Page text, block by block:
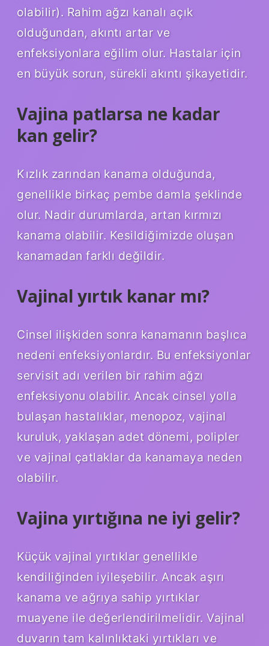
olabilir). Rahim ağzı kanalı açık
olduğundan, akıntı artar ve
enfeksiyonlara eğilim olur. Hastalar için
en büyük sorun, sürekli akıntı şikayetidir.
Vajina patlarsa ne kadar
kan gelir?
Kızlık zarından kanama olduğunda,
genellikle birkaç pembe damla şeklinde
olur. Nadir durumlarda, artan kırmızı
kanama olabilir. Kesildiğimizde oluşan
kanamadan farklı değildir.
Vajinal yırtık kanar mı?
Cinsel ilişkiden sonra kanamanın başlıca
nedeni enfeksiyonlardır. Bu enfeksiyonlar
servisit adı verilen bir rahim ağzı
enfeksiyonu olabilir. Ancak cinsel yolla
bulaşan hastalıklar, menopoz, vajinal
kuruluk, yaklaşan adet dönemi, polipler
ve vajinal çatlaklar da kanamaya neden
olabilir.
Vajina yırtığına ne iyi gelir?
Küçük vajinal yırtıklar genellikle
kendiliğinden iyileşebilir. Ancak aşırı
kanama ve ağrıya sahip yırtıklar
muayene ile değerlendirilmelidir. Vajinal
duvarın tam kalınlıktaki yırtıkları ve